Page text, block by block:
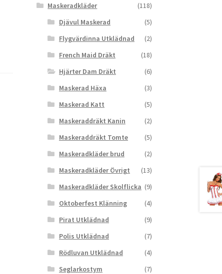
Maskeradkläder
(118)
Djävul Maskerad
(5)
Flygvärdinna Utklädnad
(2)
French Maid Dräkt
(18)
Hjärter Dam Dräkt
(6)
Maskerad Häxa
(3)
Maskerad Katt
(5)
Maskeraddräkt Kanin
(2)
Maskeraddräkt Tomte
(5)
Maskeradkläder brud
(2)
Maskeradkläder Övrigt
(13)
Maskeradkläder Skolflicka (9)
Oktoberfest Klänning
(4)
Pirat Utklädnad
(9)
Polis Utklädnad
(7)
Rödluvan Utklädnad
(4)
Seglarkostym
(7)